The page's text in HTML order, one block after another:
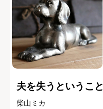
夫を失うということ
柴山ミカ